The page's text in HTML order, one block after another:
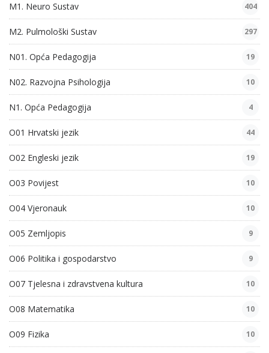
M1. Neuro Sustav 404
M2. Pulmološki Sustav 297
N01. Opća Pedagogija 19
N02. Razvojna Psihologija 10
N1. Opća Pedagogija 4
O01 Hrvatski jezik 44
O02 Engleski jezik 19
O03 Povijest 10
O04 Vjeronauk 10
O05 Zemljopis 9
O06 Politika i gospodarstvo 9
O07 Tjelesna i zdravstvena kultura 10
O08 Matematika 10
O09 Fizika 10